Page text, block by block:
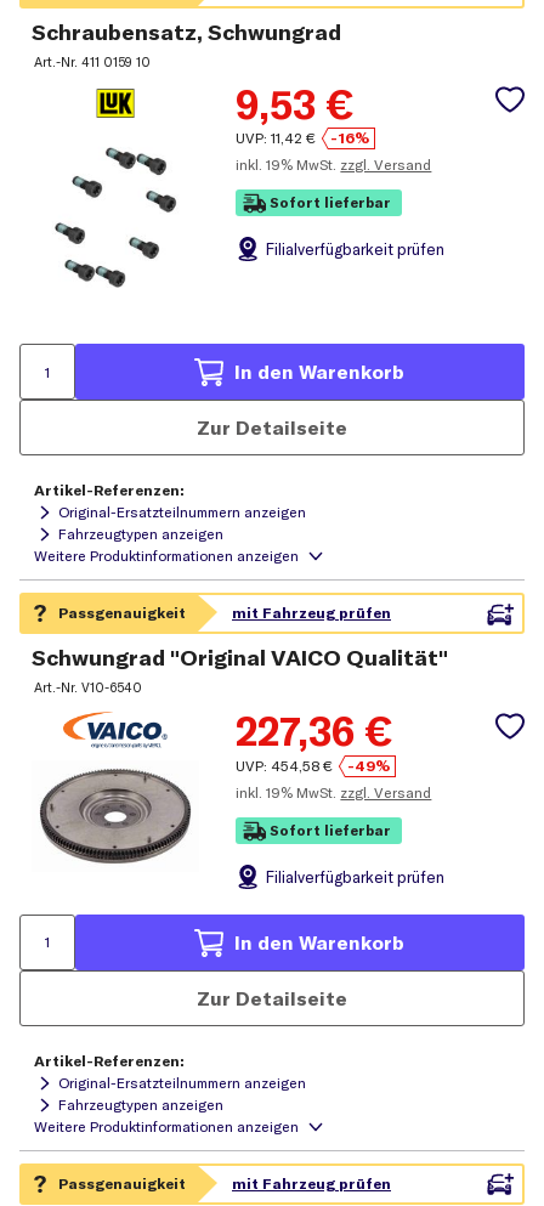
Schraubensatz, Schwungrad
Art.-Nr.411 0159 10
9,53 €
UVP:11,42 €
-16%
inkl. 19% MwSt. zzgl. Versand
Sofort lieferbar
Filialverfügbarkeit prüfen
In den Warenkorb
Zur Detailseite
Artikel-Referenzen:
Original-Ersatzteilnummern anzeigen
Fahrzeugtypen anzeigen
Schwungrad "Original VAICO Qualität"
Art.-Nr.V10-6540
227,36 €
UVP: 454,58 €
-49%
inkl. 19% MwSt. zzgl. Versand
Sofort lieferbar
Filialverfügbarkeit prüfen
In den Warenkorb
Zur Detailseite
Artikel-Referenzen:
Original-Ersatzteilnummern anzeigen
Fahrzeugtypen anzeigen